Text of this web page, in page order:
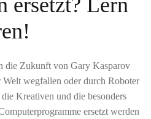
die Zukunft von Gary Kasparov
Welt wegfallen oder durch Roboter
Kreativen und die besonders
ersetzt werden